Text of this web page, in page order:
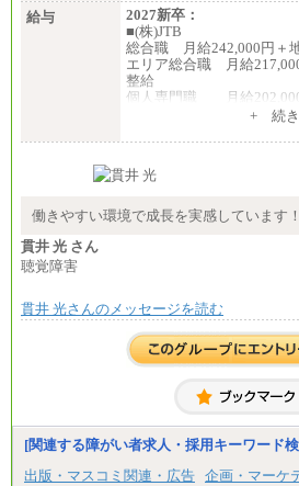
給与
2027新卒：
■(株)JTB
総合職 月給242,000円＋
エリア総合職 月給
整給
個人専門職 月給202,000
総合職 月給208,000～
※詳細はJTBキャリアサイ
総合職 月給220,000～
整給
※詳細はJTBキャリアサイ
■(株)JTBコミュニケーショ
総合職 月給230,000円
みなし残業手当：
残業手当の残業時間は
間に応じて、時間外手当
+ 続き
働きやすい環境で成長を実感しています！
貫井 光 さん
聴覚障害
貫井 光さんのメッセージを読む
[関連する障がい者求人・採用キーワード
出版・マスコミ関連・広告 企画・マーケ